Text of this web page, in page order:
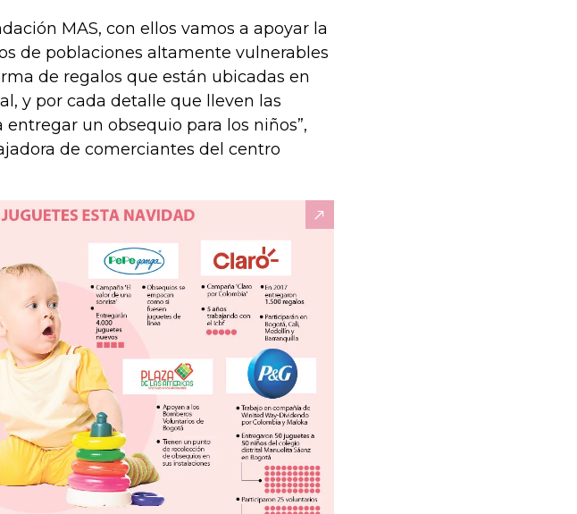
MAS, con ellos vamos a apoyar la
de poblaciones altamente vulnerables
de regalos que están ubicadas en
y por cada detalle que lleven las
un obsequio para los niños”,
de comerciantes del centro